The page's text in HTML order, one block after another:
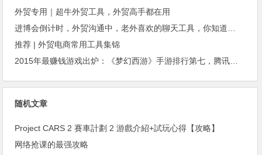
外贸专用｜超牛外贸工具，外贸高手都在用
推荐 | 外贸电商常用工具集锦
随机文章
Project CARS 2 賽車計劃 2 游戲介紹+試玩心得【攻略】
网络抢课的最强攻略